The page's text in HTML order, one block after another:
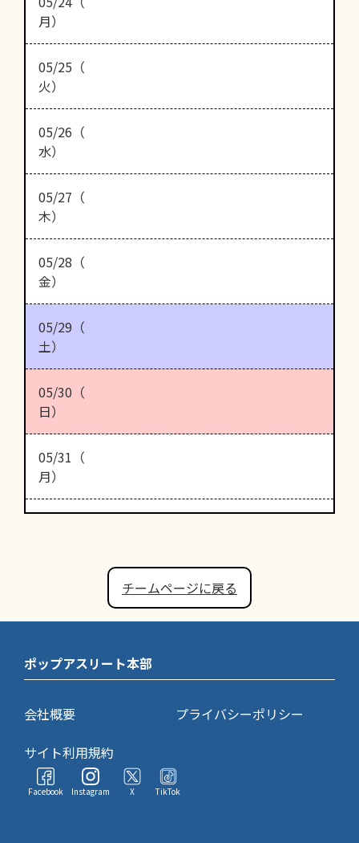
月）
05/25（
火）
05/26（
水）
05/27（
木）
05/28（
金）
05/29（
土）
05/30（
日）
05/31（
月）
チームページに戻る
ポップアスリート本部
会社概要
プライバシーポリシー
サイト利用規約
Facebook Instagram X TikTok